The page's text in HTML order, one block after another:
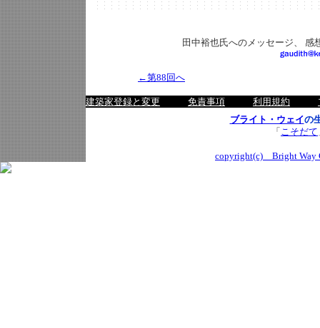
田中裕也氏へのメッセージ、 感
←第88回へ
建築家登録と変更 免責事項 利用規約
ブライト・ウェイの
「 こそだて
copyright(c) Bright Way